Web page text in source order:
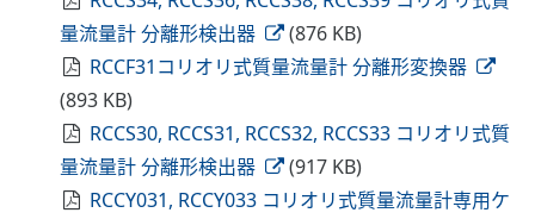
量流量計 分離形検出器
(876 KB)
RCCF31コリオリ式質量流量計 分離形変換器
(893 KB)
RCCS30, RCCS31, RCCS32, RCCS33 コリオリ式質
量流量計 分離形検出器
(917 KB)
RCCY031, RCCY033 コリオリ式質量流量計専用ケ